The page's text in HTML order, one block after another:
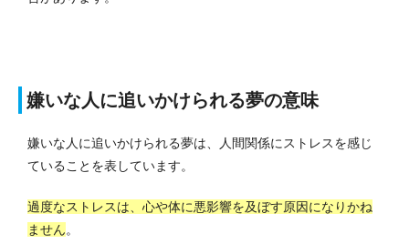
嫌いな人に追いかけられる夢の意味
嫌いな人に追いかけられる夢は、人間関係にストレスを感じ
ていることを表しています。
過度なストレスは、心や体に悪影響を及ぼす原因になりかね
ません。